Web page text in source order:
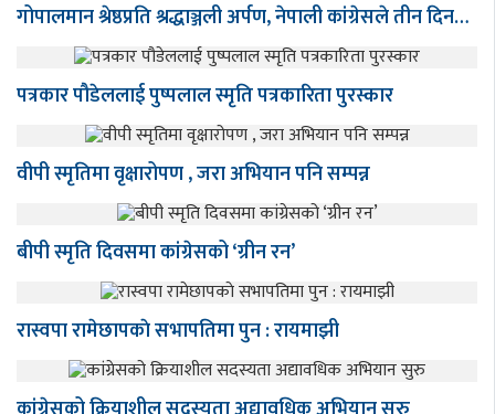
गोपालमान श्रेष्ठप्रति श्रद्धाञ्जली अर्पण, नेपाली कांग्रेसले तीन दिन…
पत्रकार पौडेललाई पुष्पलाल स्मृति पत्रकारिता पुरस्कार
वीपी स्मृतिमा वृक्षारोपण , जरा अभियान पनि सम्पन्न
बीपी स्मृति दिवसमा कांग्रेसको ‘ग्रीन रन’
रास्वपा रामेछापकाे सभापतिमा पुन : रायमाझी